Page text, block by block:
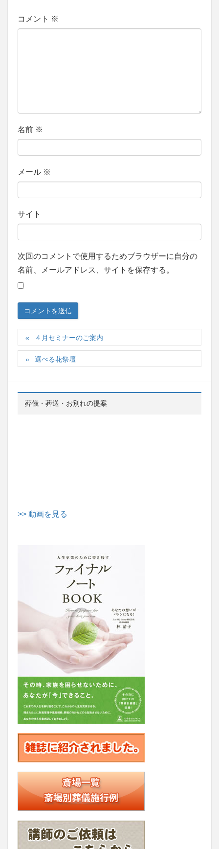
コメント ※
名前 ※
メール ※
サイト
次回のコメントで使用するためブラウザーに自分の
名前、メールアドレス、サイトを保存する。
４月セミナーのご案内
選べる花祭壇
葬儀・葬送・お別れの提案
>> 動画を見る